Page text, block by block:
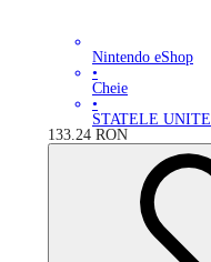
Nintendo eShop
•
Cheie
•
STATELE UNITE
133.24 RON